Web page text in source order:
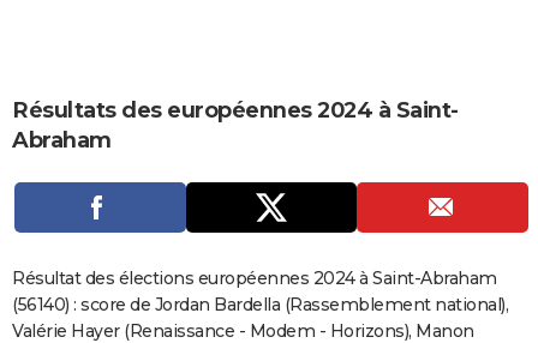
CARTE DE VOEUX
Carte de Noël
Carte Bonne année
Carte Saint-Valentin
Carte Pâques
Carte d'anniversaire
Dictionnaire
Biographies
Expressions
Proverbes
PROGRAMME TV
S'inscrire
Se connecter
Lycées
Collèges
Primaires
Universités
Entreprises
Service militaire
Avis de recherche
AVIS DE DÉCÈS
Résultats des européennes 2024 à Saint-
Abraham
Résultat des élections européennes 2024 à Saint-Abraham
(56140) : score de Jordan Bardella (Rassemblement national),
Valérie Hayer (Renaissance - Modem - Horizons), Manon